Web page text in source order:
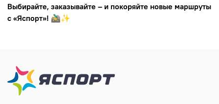
Выбирайте, заказывайте – и покоряйте новые маршруты
с «Яспорт»! 🚵‍♂️✨